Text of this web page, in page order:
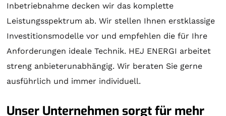
Inbetriebnahme decken wir das komplette
Leistungsspektrum ab. Wir stellen Ihnen erstklassige
Investitionsmodelle vor und empfehlen die für Ihre
Anforderungen ideale Technik. HEJ ENERGI arbeitet
streng anbieterunabhängig. Wir beraten Sie gerne
ausführlich und immer individuell.
Unser Unternehmen sorgt für mehr